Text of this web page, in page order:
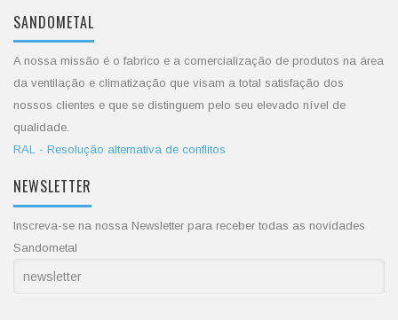
SANDOMETAL
A nossa missão é o fabrico e a comercialização de produtos na área
da ventilação e climatização que visam a total satisfação dos
nossos clientes e que se distinguem pelo seu elevado nível de
qualidade.
RAL - Resolução alternativa de conflitos
NEWSLETTER
Inscreva-se na nossa Newsletter para receber todas as novidades
Sandometal